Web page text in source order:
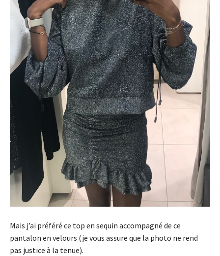
Mais j’ai préféré ce top en sequin accompagné de ce
pantalon en velours (je vous assure que la photo ne rend
pas justice à la tenue).